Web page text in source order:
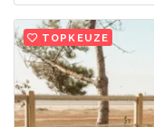
TOPKEUZE